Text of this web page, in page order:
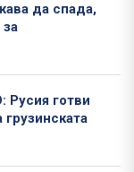
да спада,
Русия готви